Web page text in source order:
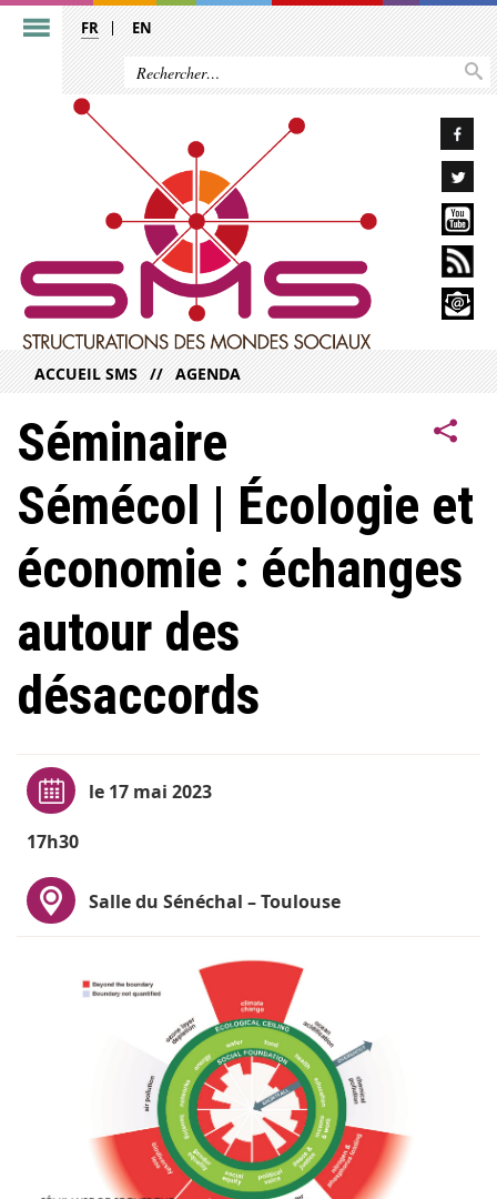
FR EN
ACCUEIL SMS AGENDA
Séminaire
Sémécol | Écologie et
économie : échanges
autour des
désaccords
le 17 mai 2023
17h30
Salle du Sénéchal – Toulouse